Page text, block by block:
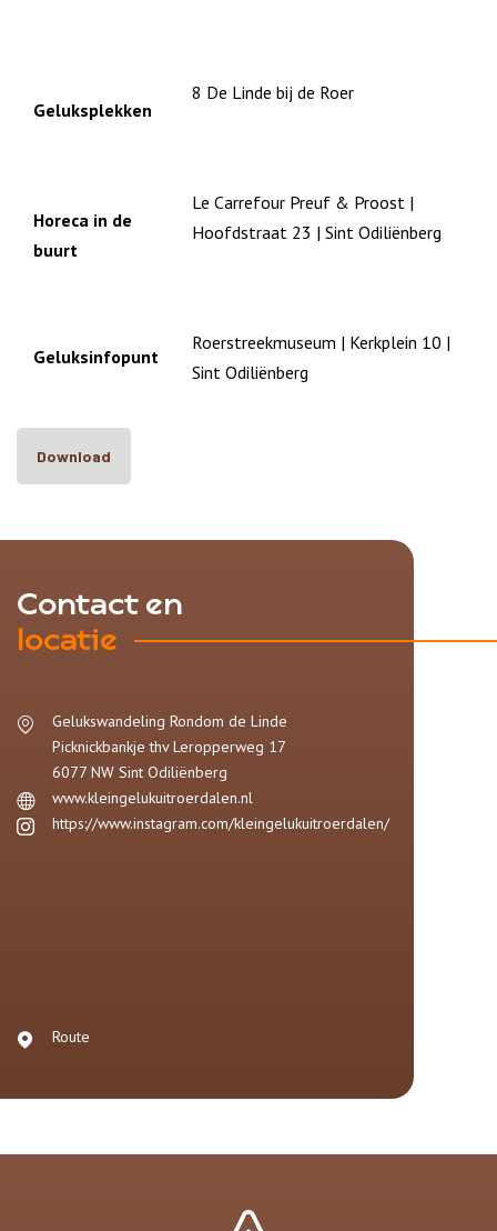
Geluksplekken
8 De Linde bij de Roer
Horeca in de
buurt
Le Carrefour Preuf & Proost |
Hoofdstraat 23 | Sint Odiliënberg
Geluksinfopunt
Roerstreekmuseum | Kerkplein 10 |
Sint Odiliënberg
Download
Contact en
locatie
Gelukswandeling Rondom de Linde
Picknickbankje thv Leropperweg 17
6077 NW Sint Odiliënberg
www.kleingelukuitroerdalen.nl
https://www.instagram.com/kleingelukuitroerdalen/
Route